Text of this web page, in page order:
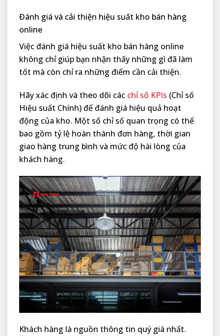
Đánh giá và cải thiện hiệu suất kho bán hàng
online
Việc đánh giá hiệu suất kho bán hàng online
không chỉ giúp bạn nhận thấy những gì đã làm
tốt mà còn chỉ ra những điểm cần cải thiện.
Hãy xác định và theo dõi các chỉ số KPIs (Chỉ số
Hiệu suất Chính) để đánh giá hiệu quả hoạt
động của kho. Một số chỉ số quan trọng có thể
bao gồm tỷ lệ hoàn thành đơn hàng, thời gian
giao hàng trung bình và mức độ hài lòng của
khách hàng.
Khách hàng là nguồn thông tin quý giá nhất.